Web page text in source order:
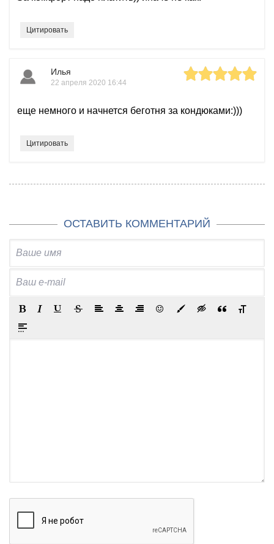
Цитировать
Илья
22 апреля 2020 16:44
еще немного и начнется беготня за кондюками:)))
Цитировать
ОСТАВИТЬ КОММЕНТАРИЙ